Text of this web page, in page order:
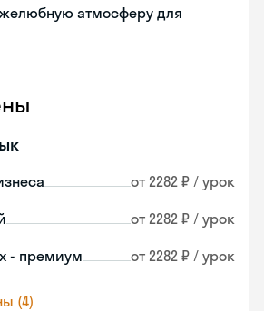
атмосферу для
от 2282 ₽ / урок
от 2282 ₽ / урок
- премиум от 2282 ₽ / урок
(4)